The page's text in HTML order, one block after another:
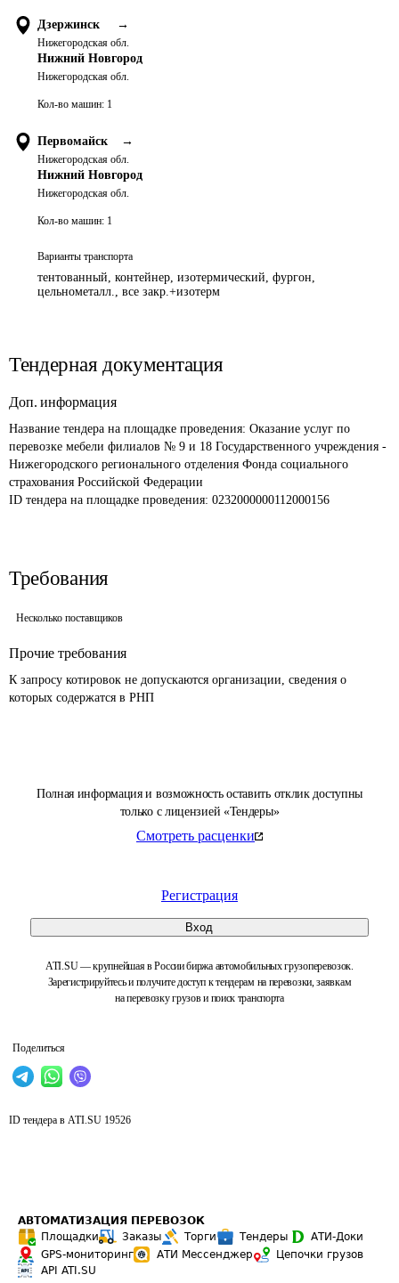
Полная информация и возможность оставить отклик доступны
только с лицензией «Тендеры»
Смотреть расценки
Регистрация
Вход
ATI.SU — крупнейшая в России биржа автомобильных грузоперевозок.
Зарегистрируйтесь и получите доступ к тендерам на перевозки, заявкам
на перевозку грузов и поиск транспорта
Поделиться
Дзержинск →
Нижегородская обл.
Нижний Новгород
Нижегородская обл.
Кол-во машин: 1
Первомайск →
Нижегородская обл.
Нижний Новгород
Нижегородская обл.
Кол-во машин: 1
Варианты транспорта
тентованный, контейнер, изотермический, фургон,
цельнометалл., все закр.+изотерм
Тендерная документация
Доп. информация
Название тендера на площадке проведения: Оказание услуг по
перевозке мебели филиалов № 9 и 18 Государственного учреждения -
Нижегородского регионального отделения Фонда социального
страхования Российской Федерации
ID тендера на площадке проведения: 0232000000112000156
Требования
Несколько поставщиков
Прочие требования
К запросу котировок не допускаются организации, сведения о
которых содержатся в РНП
ID тендера в ATI.SU 19526
АВТОМАТИЗАЦИЯ ПЕРЕВОЗОК
Площадки
Заказы Торги Тендеры
АТИ-Доки
GPS-мониторинг
АТИ Мессенджер
Цепочки грузов
API ATI.SU